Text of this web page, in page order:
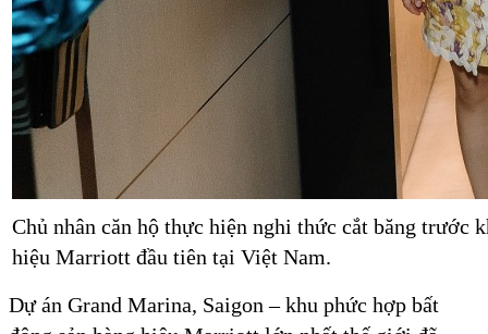
Chủ nhân căn hộ thực hiện nghi thức cắt băng trước
hiệu Marriott đầu tiên tại Việt Nam.
Dự án Grand Marina, Saigon – khu phức hợp bất